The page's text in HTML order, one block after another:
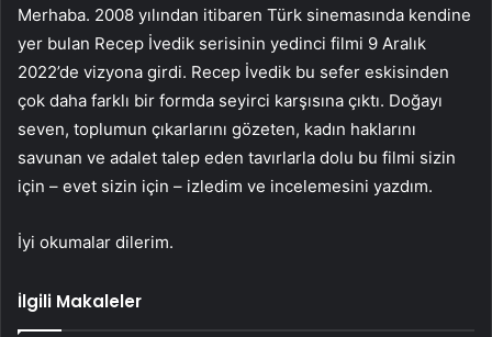
Merhaba. 2008 yılından itibaren Türk sinemasında kendine
yer bulan Recep İvedik serisinin yedinci filmi 9 Aralık
2022’de vizyona girdi. Recep İvedik bu sefer eskisinden
çok daha farklı bir formda seyirci karşısına çıktı. Doğayı
seven, toplumun çıkarlarını gözeten, kadın haklarını
savunan ve adalet talep eden tavırlarla dolu bu filmi sizin
için – evet sizin için – izledim ve incelemesini yazdım.
İyi okumalar dilerim.
İlgili Makaleler